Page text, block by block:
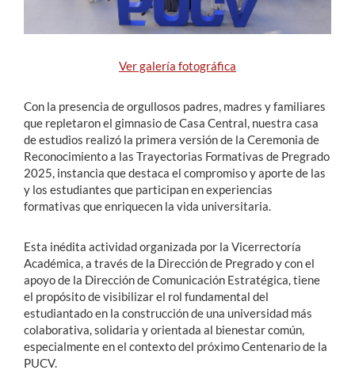
Ver galería fotográfica
Con la presencia de orgullosos padres, madres y familiares
que repletaron el gimnasio de Casa Central, nuestra casa
de estudios realizó la primera versión de la Ceremonia de
Reconocimiento a las Trayectorias Formativas de Pregrado
2025, instancia que destaca el compromiso y aporte de las
y los estudiantes que participan en experiencias
formativas que enriquecen la vida universitaria.
Esta inédita actividad organizada por la Vicerrectoría
Académica, a través de la Dirección de Pregrado y con el
apoyo de la Dirección de Comunicación Estratégica, tiene
el propósito de visibilizar el rol fundamental del
estudiantado en la construcción de una universidad más
colaborativa, solidaria y orientada al bienestar común,
especialmente en el contexto del próximo Centenario de la
PUCV.